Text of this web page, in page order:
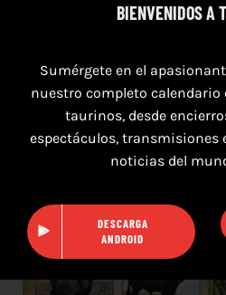
TOROS MAGALLON 8
BIENVENIDOS A
Sumérgete en el
nuestro completo calendario
taurinos, desde
espectáculos, transmisiones
noticias del
DESCARGA
ANDROID